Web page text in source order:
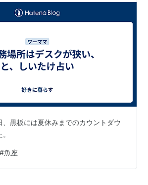
、黒板には夏休みまでのカウントダウ
#魚座